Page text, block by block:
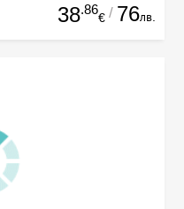
38.86
€ / 76лв.